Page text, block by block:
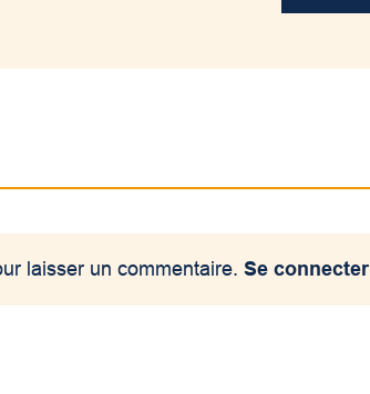
laisser un commentaire.Se connecter